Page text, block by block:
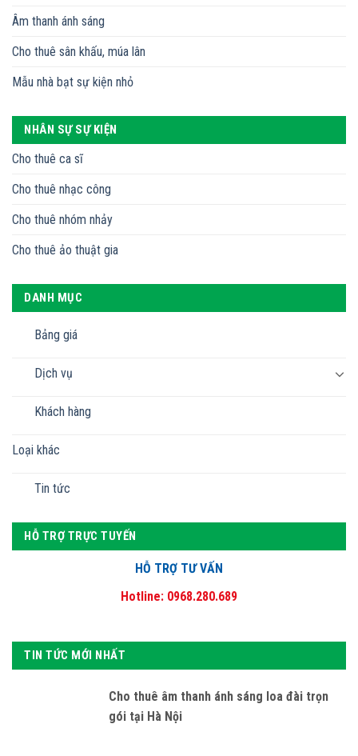
Âm thanh ánh sáng
Cho thuê sân khấu, múa lân
Mẫu nhà bạt sự kiện nhỏ
NHÂN SỰ SỰ KIỆN
Cho thuê ca sĩ
Cho thuê nhạc công
Cho thuê nhóm nhảy
Cho thuê ảo thuật gia
DANH MỤC
Bảng giá
Dịch vụ
Khách hàng
Loại khác
Tin tức
HỖ TRỢ TRỰC TUYẾN
HỖ TRỢ TƯ VẤN
Hotline: 0968.280.689
TIN TỨC MỚI NHẤT
Cho thuê âm thanh ánh sáng loa đài trọn
gói tại Hà Nội